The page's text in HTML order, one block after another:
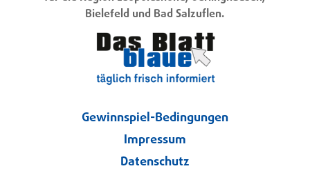
Bielefeld und Bad Salzuflen.
Gewinnspiel-Bedingungen
Impressum
Datenschutz